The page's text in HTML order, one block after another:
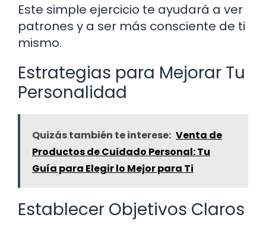
Este simple ejercicio te ayudará a ver
patrones y a ser más consciente de ti
mismo.
Estrategias para Mejorar Tu
Personalidad
Quizás también te interese: Venta de
Productos de Cuidado Personal: Tu
Guía para Elegir lo Mejor para Ti
Establecer Objetivos Claros